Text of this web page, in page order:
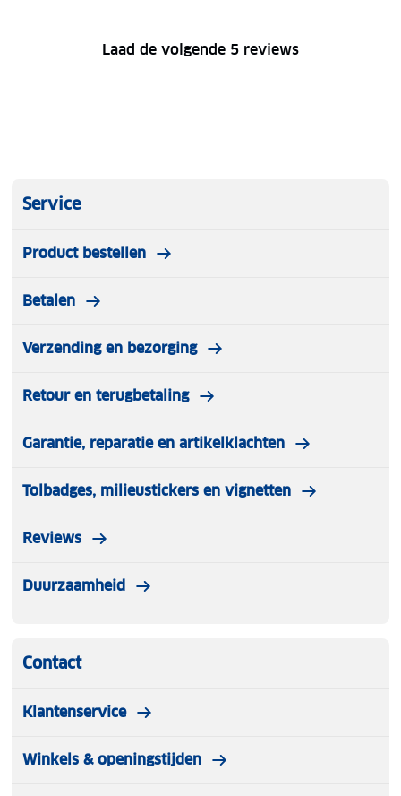
Laad de volgende 5 reviews
Service
Product bestellen
Betalen
Verzending en bezorging
Retour en terugbetaling
Garantie, reparatie en artikelklachten
Tolbadges, milieustickers en vignetten
Reviews
Duurzaamheid
Contact
Klantenservice
Winkels & openingstijden